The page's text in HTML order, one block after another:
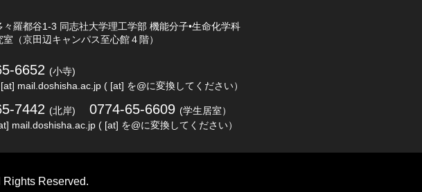
羅都谷1-3 同志社大学理工学部 機能分子•生命化学科
（京田辺キャンパス至心館４階）
6652 (小寺)
mail.doshisha.ac.jp ( [at] を@に変換してください）
7442 (北岸) 0774-65-6609 (学生居室）
mail.doshisha.ac.jp ( [at] を@に変換してください）
Reserved.